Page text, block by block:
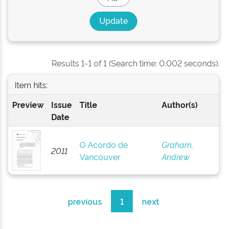
Results 1-1 of 1 (Search time: 0.002 seconds).
Item hits:
Preview
Issue
Date
Title Author(s)
2011
O Acordo de
Vancouver
Graham,
Andrew
previous 1 next